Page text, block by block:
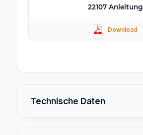
22107 Anleitung
Technische Daten